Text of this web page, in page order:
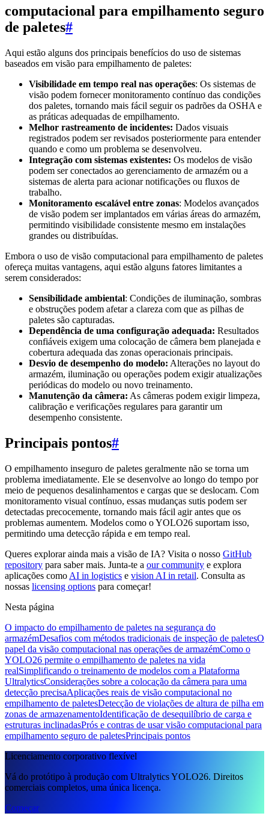
computacional para empilhamento seguro
de paletes#
Aqui estão alguns dos principais benefícios do uso de sistemas
baseados em visão para empilhamento de paletes:
Visibilidade em tempo real nas operações: Os sistemas de
visão podem fornecer monitoramento contínuo das condições
dos paletes, tornando mais fácil seguir os padrões da OSHA e
as práticas adequadas de empilhamento.
Melhor rastreamento de incidentes: Dados visuais
registrados podem ser revisados posteriormente para entender
quando e como um problema se desenvolveu.
Integração com sistemas existentes: Os modelos de visão
podem ser conectados ao gerenciamento de armazém ou a
sistemas de alerta para acionar notificações ou fluxos de
trabalho.
Monitoramento escalável entre zonas: Modelos avançados
de visão podem ser implantados em várias áreas do armazém,
permitindo visibilidade consistente mesmo em instalações
grandes ou distribuídas.
Embora o uso de visão computacional para empilhamento de paletes
ofereça muitas vantagens, aqui estão alguns fatores limitantes a
serem considerados:
Sensibilidade ambiental: Condições de iluminação, sombras
e obstruções podem afetar a clareza com que as pilhas de
paletes são capturadas.
Dependência de uma configuração adequada: Resultados
confiáveis exigem uma colocação de câmera bem planejada e
cobertura adequada das zonas operacionais principais.
Desvio de desempenho do modelo: Alterações no layout do
armazém, iluminação ou operações podem exigir atualizações
periódicas do modelo ou novo treinamento.
Manutenção da câmera: As câmeras podem exigir limpeza,
calibração e verificações regulares para garantir um
desempenho consistente.
Principais pontos#
O empilhamento inseguro de paletes geralmente não se torna um
problema imediatamente. Ele se desenvolve ao longo do tempo por
meio de pequenos desalinhamentos e cargas que se deslocam. Com
monitoramento visual contínuo, essas mudanças sutis podem ser
detectadas precocemente, tornando mais fácil agir antes que os
problemas aumentem. Modelos como o YOLO26 suportam isso,
permitindo uma detecção rápida e em tempo real.
Queres explorar ainda mais a visão de IA? Visita o nosso GitHub
repository para saber mais. Junta-te a our community e explora
aplicações como AI in logistics e vision AI in retail. Consulta as
nossas licensing options para começar!
Nesta página
O impacto do empilhamento de paletes na segurança do
armazémDesafios com métodos tradicionais de inspeção de paletesO
papel da visão computacional nas operações de armazémComo o
YOLO26 permite o empilhamento de paletes na vida
realSimplificando o treinamento de modelos com a Plataforma
UltralyticsConsiderações sobre a colocação da câmera para uma
detecção precisaAplicações reais de visão computacional no
empilhamento de paletesDetecção de violações de altura de pilha em
zonas de armazenamentoIdentificação de desequilíbrio de carga e
estruturas inclinadasPrós e contras de usar visão computacional para
empilhamento seguro de paletesPrincipais pontos
Licenciamento corporativo flexível
Vá do protótipo à produção com Ultralytics YOLO26. Direitos
comerciais completos, uma única licença.
Começar